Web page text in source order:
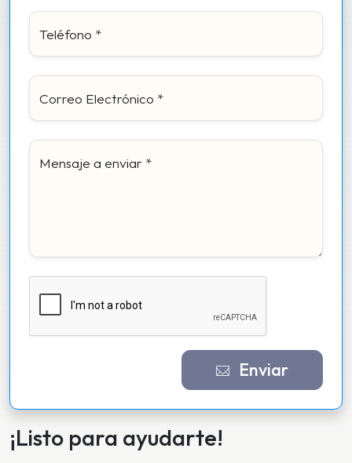
¡Listo para ayudarte!
Teléfono *
Correo Electrónico *
Mensaje a enviar *
Enviar